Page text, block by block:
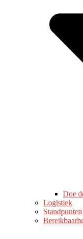
Doe
Logistiek
Standpunten